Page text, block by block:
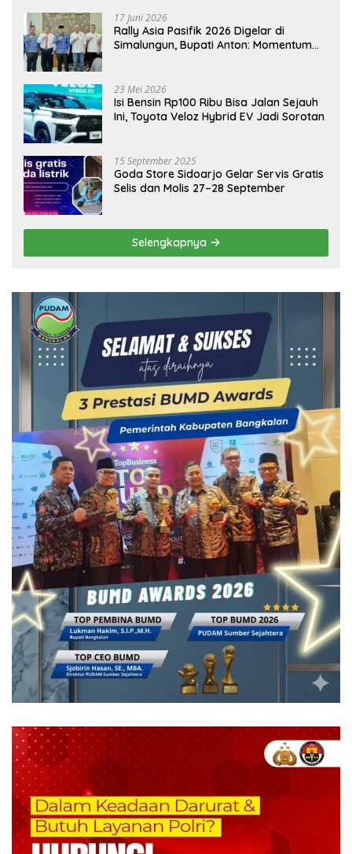
17 Juni 2026
Rally Asia Pasifik 2026 Digelar di
Simalungun, Bupati Anton: Momentum
23 Mei 2026
Isi Bensin Rp100 Ribu Bisa Jalan Sejauh
Ini, Toyota Veloz Hybrid EV Jadi Sorotan
15 September 2025
Goda Store Sidoarjo Gelar Servis Gratis
Selis dan Molis 27–28 September
Selengkapnya